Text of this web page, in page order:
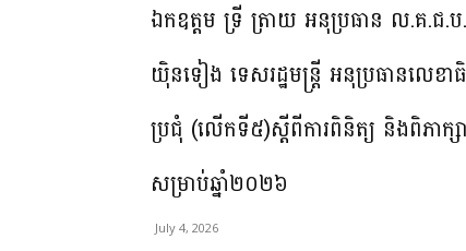
ឯកឧត្តម ទ្រី ត្រាយ អនុប្រធាន ល.គ.
យ៉ិនទៀង ទេសរដ្ឋមន្ត្រី អនុប្រធានលេខា
ប្រជុំ (លេីកទី៥)ស្តីពីការពិនិត្យ​ និងពិភាក្សា
សម្រាប់ឆ្នាំ២០២៦​
July 4, 2026